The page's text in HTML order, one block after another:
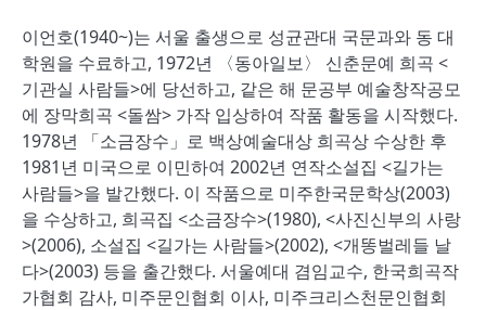
이언호(1940~)는 서울 출생으로 성균관대 국문과와 동 대
학원을 수료하고, 1972년 〈동아일보〉 신춘문예 희곡 <
기관실 사람들>에 당선하고, 같은 해 문공부 예술창작공모
에 장막희곡 <돌쌈> 가작 입상하여 작품 활동을 시작했다.
1978년 「소금장수」로 백상예술대상 희곡상 수상한 후
1981년 미국으로 이민하여 2002년 연작소설집 <길가는
사람들>을 발간했다. 이 작품으로 미주한국문학상(2003)
을 수상하고, 희곡집 <소금장수>(1980), <사진신부의 사랑
>(2006), 소설집 <길가는 사람들>(2002), <개똥벌레들 날
다>(2003) 등을 출간했다. 서울예대 겸임교수, 한국희곡작
가협회 감사, 미주문인협회 이사, 미주크리스천문인협회